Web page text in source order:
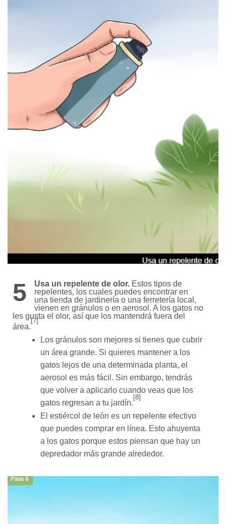
5 Usa un repelente de olor. Estos tipos de
repelentes, los cuales puedes encontrar en
una tienda de jardinería o una ferretería local,
vienen en gránulos o en aerosol. A los gatos no
les gusta el olor, así que los mantendrá fuera del
área.
[7]
Los gránulos son mejores si tienes que cubrir
un área grande. Si quieres mantener a los
gatos lejos de una determinada planta, el
aerosol es más fácil. Sin embargo, tendrás
que volver a aplicarlo cuando veas que los
gatos regresan a tu jardín.
[8]
El estiércol de león es un repelente efectivo
que puedes comprar en línea. Esto ahuyenta
a los gatos porque estos piensan que hay un
depredador más grande alrededor.